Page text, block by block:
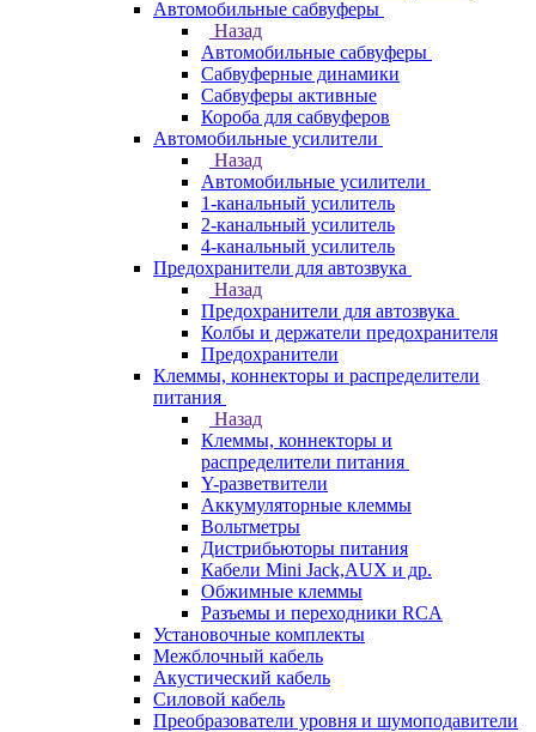
Автомобильные сабвуферы
Назад
Автомобильные сабвуферы
Сабвуферные динамики
Сабвуферы активные
Короба для сабвуферов
Автомобильные усилители
Назад
Автомобильные усилители
1-канальный усилитель
2-канальный усилитель
4-канальный усилитель
Предохранители для автозвука
Назад
Предохранители для автозвука
Колбы и держатели предохранителя
Предохранители
Клеммы, коннекторы и распределители
питания
Назад
Клеммы, коннекторы и
распределители питания
Y-разветвители
Аккумуляторные клеммы
Вольтметры
Дистрибьюторы питания
Кабели Mini Jack,AUX и др.
Обжимные клеммы
Разъемы и переходники RCA
Установочные комплекты
Межблочный кабель
Акустический кабель
Силовой кабель
Преобразователи уровня и шумоподавители